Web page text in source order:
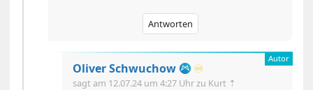
Antworten
Oliver Schwuchow ♾️
sagt am 12.07.24 um 4:27 Uhr zu Kurt ⇡